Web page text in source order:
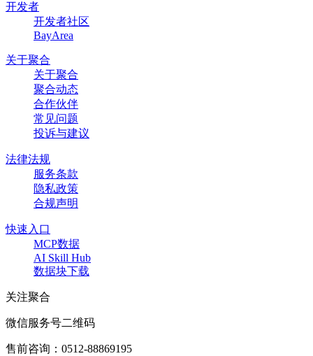
开发者
开发者社区
BayArea
关于聚合
关于聚合
聚合动态
合作伙伴
常见问题
投诉与建议
法律法规
服务条款
隐私政策
合规声明
快速入口
MCP数据
AI Skill Hub
数据块下载
关注聚合
微信服务号二维码
售前咨询： 0512-88869195